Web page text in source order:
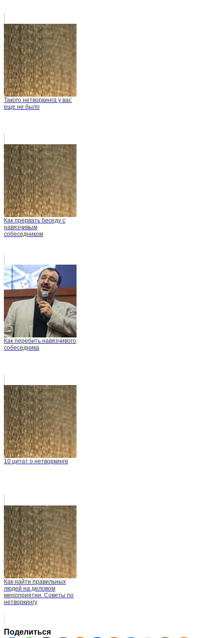
Такого нетворкинга у вас
еще не было
Как прервать беседу с
навязчивым
собеседником
Как перебить навязчивого
собеседника
10 цитат о нетворкинге
Как найти правильных
людей на деловом
мероприятии. Советы по
нетворкингу
Поделиться